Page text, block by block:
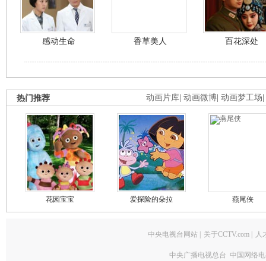
感动生命 香草美人 百花深处
动画片库 动画微博 动画梦工场
热门推荐
花园宝宝 爱探险的朵拉 燕尾侠
中央电视台网站 关于CCTV.com 人
中央广播电视总台 中国网络